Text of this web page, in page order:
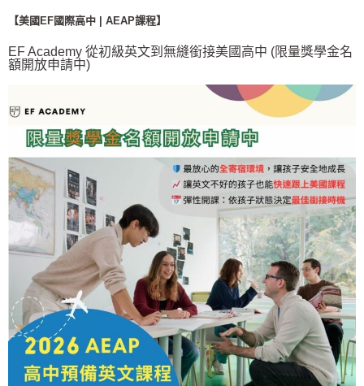
【美國EF國際高中 | AEAP課程】
EF Academy 從初級英文到無縫銜接美國高中 (限量獎學金名
額開放申請中)